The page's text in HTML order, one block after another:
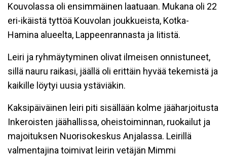
Kouvolassa oli ensimmäinen laatuaan. Mukana oli 22
eri-ikäistä tyttöä Kouvolan joukkueista, Kotka-
Hamina alueelta, Lappeenrannasta ja Iitistä.
Leiri ja ryhmäytyminen olivat ilmeisen onnistuneet,
sillä nauru raikasi, jäällä oli erittäin hyvää tekemistä ja
kaikille löytyi uusia ystäviäkin.
Kaksipäiväinen leiri piti sisällään kolme jääharjoitusta
Inkeroisten jäähallissa, oheistoiminnan, ruokailut ja
majoituksen Nuorisokeskus Anjalassa. Leirillä
valmentajina toimivat leirin vetäjän Mimmi